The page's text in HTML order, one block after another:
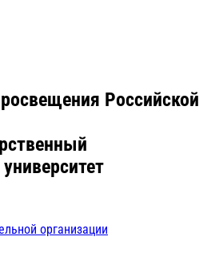
Российской
организации